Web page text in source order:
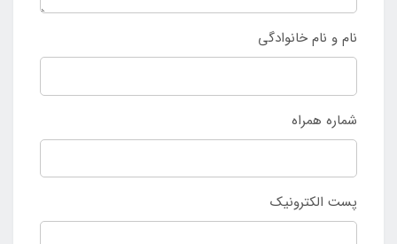
نام و نام خانوادگی
شماره همراه
پست الکترونیک